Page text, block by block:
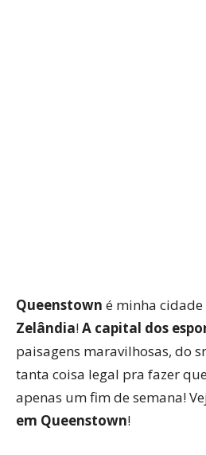
Queenstown é minha
Zelândia!A capital dos
paisagens maravilhosas, do
tanta coisa legal pra fazer
apenas um fim de semana!
em Queenstown!